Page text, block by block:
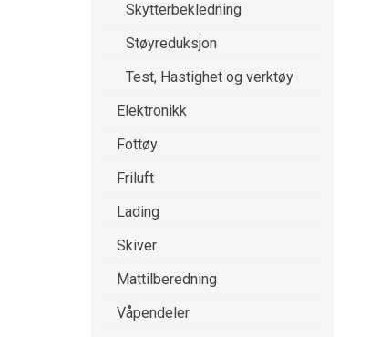
Skytterbekledning
Støyreduksjon
Test, Hastighet og verktøy
Elektronikk
Fottøy
Friluft
Lading
Skiver
Mattilberedning
Våpendeler